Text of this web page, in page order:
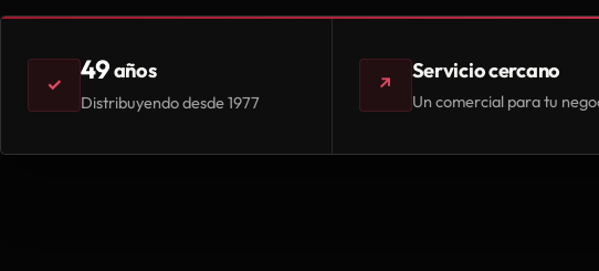
✓ 49años
Distribuyendo desde 1977
↗
Servicio cercano
Un comercial para tu